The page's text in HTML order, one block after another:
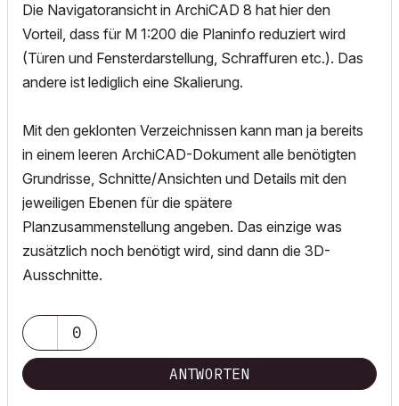
Die Navigatoransicht in ArchiCAD 8 hat hier den
Vorteil, dass für M 1:200 die Planinfo reduziert wird
(Türen und Fensterdarstellung, Schraffuren etc.). Das
andere ist lediglich eine Skalierung.
Mit den geklonten Verzeichnissen kann man ja bereits
in einem leeren ArchiCAD-Dokument alle benötigten
Grundrisse, Schnitte/Ansichten und Details mit den
jeweiligen Ebenen für die spätere
Planzusammenstellung angeben. Das einzige was
zusätzlich noch benötigt wird, sind dann die 3D-
Ausschnitte.
0
ANTWORTEN